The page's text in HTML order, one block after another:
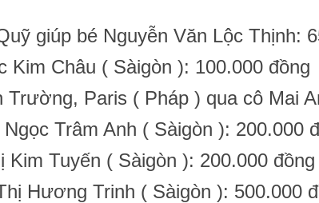
giúp bé Nguyễn Văn Lộc Thịnh:
Kim Châu ( Sàigòn ): 100.000 đồng
Trường, Paris ( Pháp ) qua cô Mai
Trâm Anh ( Sàigòn ): 200.000
Kim Tuyến ( Sàigòn ): 200.000 đồng
Hương Trinh ( Sàigòn ): 500.000